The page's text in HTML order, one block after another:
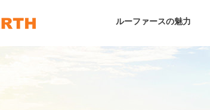
ルーファースの魅力